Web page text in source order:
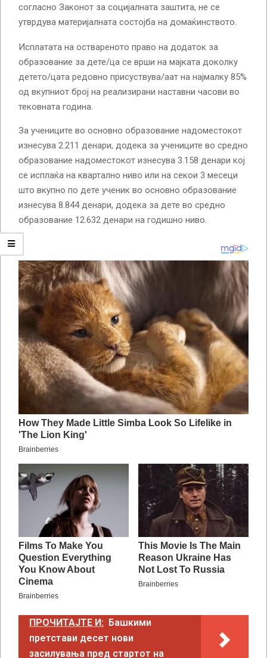
согласно Законот за социјалната заштита, не се
утврдува материјалната состојба на домаќинството.
Исплатата на оствареното право на додаток за
образование за дете/ца се врши на мајката доколку
детето/цата редовно присуствува/аат на најмалку 85%
од вкупниот број на реализирани наставни часови во
тековната година.
За учениците во основно образование надоместокот
изнесува 2.211 денари, додека за учениците во средно
образование надоместокот изнесува 3.158 денари кој
се исплаќа на квартално ниво или на секои 3 месеци
што вкупно по дете ученик во основно образование
изнесува 8.844 денари, додека за дете во средно
образование 12.632 денари на годишно ниво.
ПРОЧИТАЈТЕ И: Башкими
претстави десет нови
засилувања пред стартот на